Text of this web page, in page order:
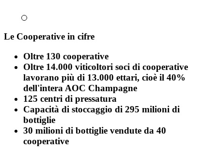
Le Cooperative in cifre
Oltre 130 cooperative
Oltre 14.000 viticoltori soci di cooperative
lavorano più di 13.000 ettari, cioè il 40%
dell'intera AOC Champagne
125 centri di pressatura
Capacità di stoccaggio di 295 milioni di
bottiglie
30 milioni di bottiglie vendute da 40
cooperative